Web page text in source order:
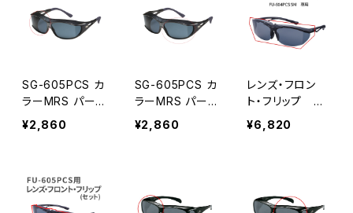
SG-605PCS カ
ラーMRS パー
ツ 右レンズ
¥2,860
SG-605PCS カ
ラーMRS パー
ツ 左レンズ
¥2,860
レンズ・フロン
ト・フリップ セ
ット[FU-604PC
S] シリーズ対応
¥6,820